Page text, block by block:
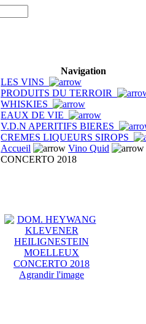
Navigation
LES VINS
PRODUITS DU TERROIR
WHISKIES
EAUX DE VIE
V.D.N APERITIFS BIERES
CREMES LIQUEURS SIROPS
Accueil
Vino Quid
CONCERTO 2018
Agrandir l'image